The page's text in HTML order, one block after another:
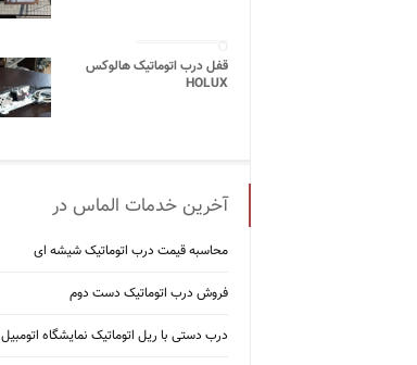
قفل درب اتوماتیک هالوکس
HOLUX
آخرین خدمات الماس در
محاسبه قیمت درب اتوماتیک شیشه ‌ای
فروش درب اتوماتیک دست دوم
درب دستی با ریل اتوماتیک نمایشگاه اتومبیل